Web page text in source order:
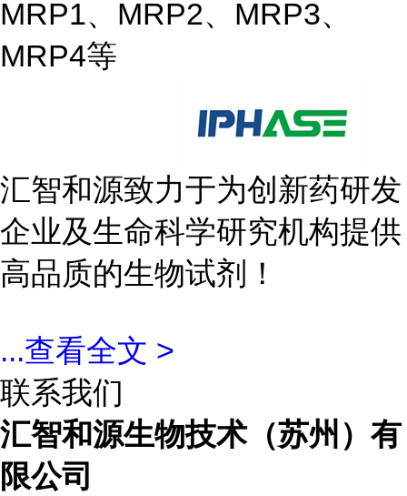
MRP1、MRP2、MRP3、
MRP4等
汇智和源致力于为创新药研发
企业及生命科学研究机构提供
高品质的生物试剂！
...查看全文 >
联系我们
汇智和源生物技术（苏州）有
限公司